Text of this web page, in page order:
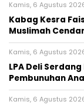
Kamis, 6 Agustus
Kabag Kesra
Muslimah
Kamis, 6 Agustus
LPA Deli
Pembunuhan
Kamis, 6 Agustus